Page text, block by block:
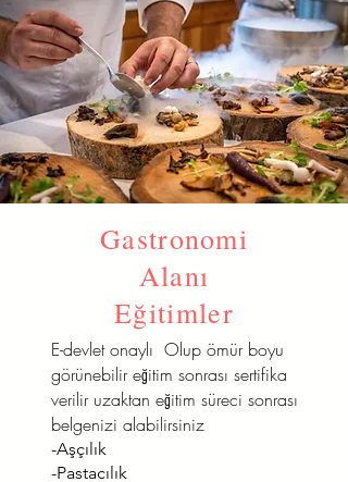
Gastronomi
Alanı
Eğitimler
E-devlet onaylı Olup ömür boyu
görünebilir eğitim sonrası sertifika
verilir uzaktan eğitim süreci sonrası
belgenizi alabilirsiniz
-Aşçılık
-Pastacılık